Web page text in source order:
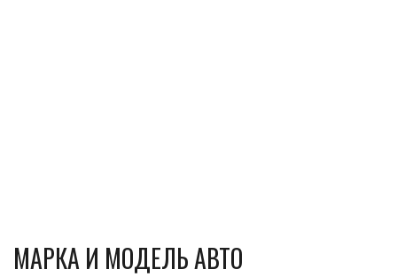
МАРКА И МОДЕЛЬ АВТО